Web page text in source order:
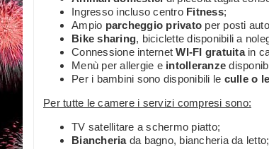
Ingresso incluso centro Fitness;
Ampio parcheggio privato per posti
Bike sharing, biciclette disponibili a
Connessione internetWI-FI gratuitain
Menù per allergie e intolleranze
Per i bambini sono disponibili le culle o
Per tutte le camere i servizi compresi sono:
TV satellitare a schermo piatto;
Biancheriada bagno, biancheria da letto;